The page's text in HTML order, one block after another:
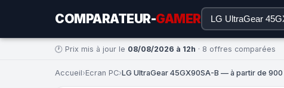
COMPARATEUR-GAMER
🕐 Prix mis à jour le 08/08/2026 à 12h · 8 offres comparées
Accueil›Ecran PC›LG UltraGear 45GX90SA-B — à partir de 900